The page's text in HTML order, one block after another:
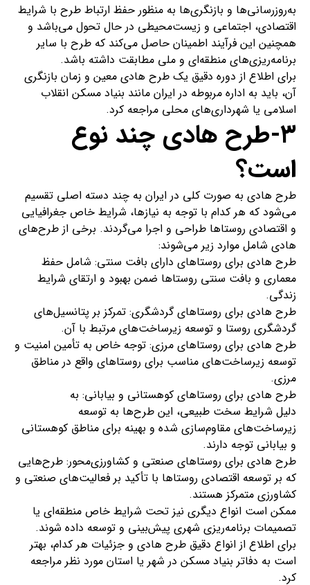
به‌روزرسانی‌ها و بازنگری‌ها به منظور حفظ ارتباط طرح با شرایط
اقتصادی، اجتماعی و زیست‌محیطی در حال تحول می‌باشد و
همچنین این فرآیند اطمینان حاصل می‌کند که طرح با سایر
برنامه‌ریزی‌های منطقه‌ای و ملی مطابقت داشته باشد.
برای اطلاع از دوره دقیق یک طرح هادی معین و زمان بازنگری
آن، باید به اداره مربوطه در ایران مانند بنیاد مسکن انقلاب
اسلامی یا شهرداری‌های محلی مراجعه کرد.
۳-طرح هادی چند نوع
است؟
طرح هادی به صورت کلی در ایران به چند دسته اصلی تقسیم
می‌شود که هر کدام با توجه به نیازها، شرایط خاص جغرافیایی
و اقتصادی روستاها طراحی و اجرا می‌گردند. برخی از طرح‌های
هادی شامل موارد زیر می‌شوند:
طرح هادی برای روستاهای دارای بافت سنتی: شامل حفظ
معماری و بافت سنتی روستاها ضمن بهبود و ارتقای شرایط
زندگی.
طرح هادی برای روستاهای گردشگری: تمرکز بر پتانسیل‌های
گردشگری روستا و توسعه زیرساخت‌های مرتبط با آن.
طرح هادی برای روستاهای مرزی: توجه خاص به تأمین امنیت و
توسعه زیرساخت‌های مناسب برای روستاهای واقع در مناطق
مرزی.
طرح هادی برای روستاهای کوهستانی و بیابانی: به
دلیل شرایط سخت طبیعی، این طرح‌ها به توسعه
زیرساخت‌های مقاوم‌سازی شده و بهینه برای مناطق کوهستانی
و بیابانی توجه دارند.
طرح هادی برای روستاهای صنعتی و کشاورزی‌محور: طرح‌هایی
که بر توسعه اقتصادی روستاها با تأکید بر فعالیت‌های صنعتی و
کشاورزی متمرکز هستند.
ممکن است انواع دیگری نیز تحت شرایط خاص منطقه‌ای یا
تصمیمات برنامه‌ریزی شهری پیش‌بینی و توسعه داده شوند.
برای اطلاع از انواع دقیق طرح هادی و جزئیات هر کدام، بهتر
است به دفاتر بنیاد مسکن در شهر یا استان مورد نظر مراجعه
کرد.